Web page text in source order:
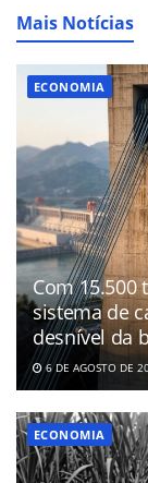
Mais Notícias
ECONOMIA
Com 15.500
sistema de
desnível da
6 DE AGOSTO DE
ECONOMIA